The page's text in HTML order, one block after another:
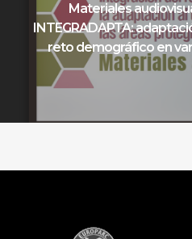
Materiales
INTEGRADAPTA:
reto demográfico en